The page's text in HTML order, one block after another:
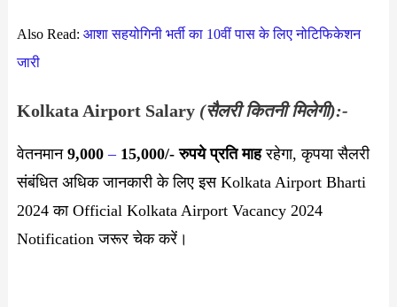
Also Read: आशा सहयोगिनी भर्ती का 10वीं पास के लिए नोटिफिकेशन
जारी
Kolkata Airport Salary (सैलरी कितनी मिलेगी):-
वेतनमान 9,000– 15,000/- रुपये प्रति माहरहेगा, कृपया सैलरी
संबंधित अधिक जानकारी के लिए इस Kolkata Airport Bharti
2024 का Official Kolkata Airport Vacancy 2024
Notification जरूर चेक करें।